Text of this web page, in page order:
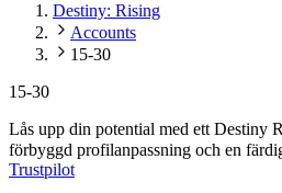
Destiny: Rising
Accounts
15-30
15-30
Lås upp din potential med ett Destiny
förbyggd profilanpassning och en
Trustpilot